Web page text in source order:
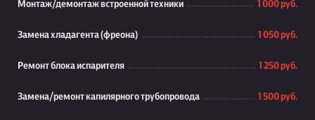
Монтаж/демонтаж встроенной техники 1 000 руб.
Замена хладагента (фреона) 1 050 руб.
Ремонт блока испарителя 1 250 руб.
Замена/ремонт капилярного трубопровода 1 500 руб.